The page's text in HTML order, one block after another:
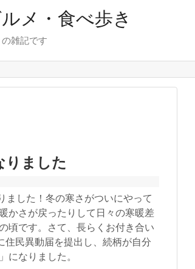
メ・食べ歩き
雑記です
りました
ました！冬の寒さがついにやって
かさが戻ったりして日々の寒暖差
頃です。さて、長らくお付き合い
民異動届を提出し、続柄が自分
になりました。